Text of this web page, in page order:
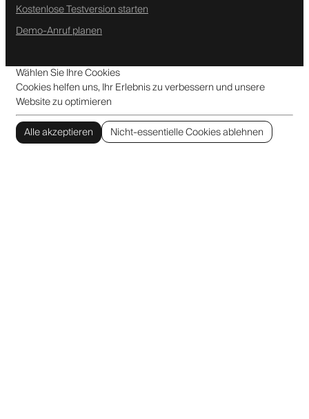
Kostenlose Testversion starten
Demo-Anruf planen
Wählen Sie Ihre Cookies
Cookies helfen uns, Ihr Erlebnis zu verbessern und unsere
Website zu optimieren
Alle akzeptieren
Nicht-essentielle Cookies ablehnen